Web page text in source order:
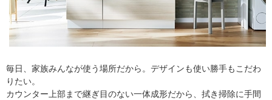
毎日、家族みんなが使う場所だから。デザインも使い勝手もこだわ
りたい。
カウンター上部まで継ぎ目のない一体成形だから、拭き掃除に手間